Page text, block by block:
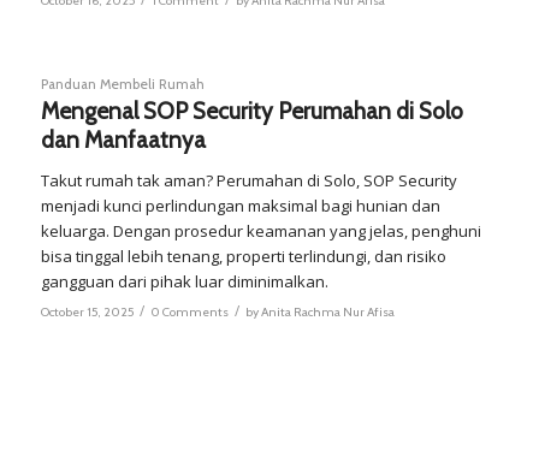
Panduan Membeli Rumah
Mengenal SOP Security Perumahan di Solo
dan Manfaatnya
Takut rumah tak aman? Perumahan di Solo, SOP Security
menjadi kunci perlindungan maksimal bagi hunian dan
keluarga. Dengan prosedur keamanan yang jelas, penghuni
bisa tinggal lebih tenang, properti terlindungi, dan risiko
gangguan dari pihak luar diminimalkan.
October 15, 2025 / 0 Comments / byAnita Rachma Nur Afisa